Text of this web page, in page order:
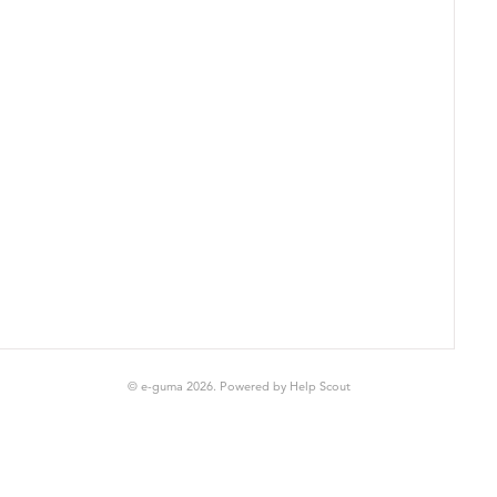
© e-guma 2026. Powered by Help Scout